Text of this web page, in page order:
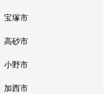
宝塚市
高砂市
小野市
加西市